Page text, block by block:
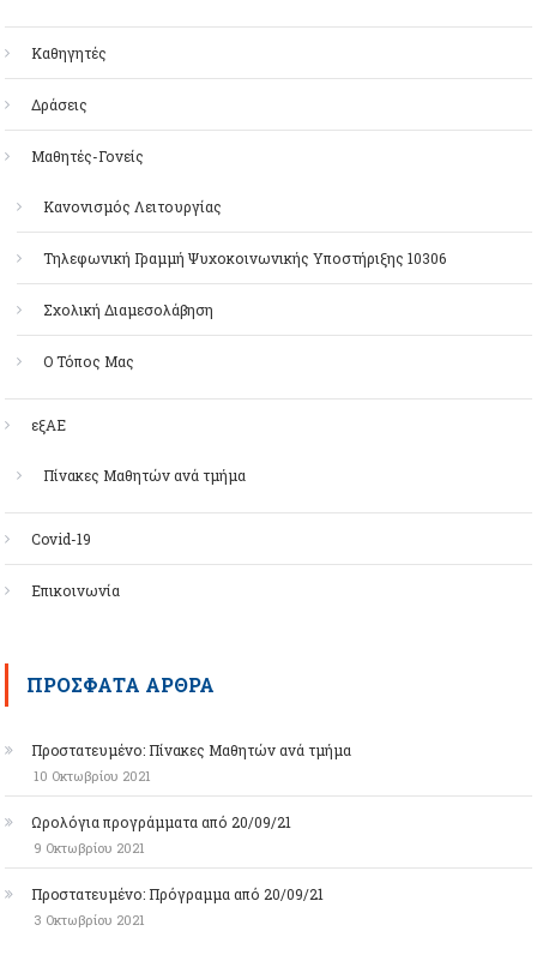
Καθηγητές
Δράσεις
Μαθητές-Γονείς
Κανονισμός Λειτουργίας
Τηλεφωνική Γραμμή Ψυχοκοινωνικής Υποστήριξης 10306
Σχολική Διαμεσολάβηση
Ο Τόπος Μας
εξΑΕ
Πίνακες Μαθητών ανά τμήμα
Covid-19
Επικοινωνία
ΠΡΌΣΦΑΤΑ ΆΡΘΡΑ
Πρoστατευμένο: Πίνακες Μαθητών ανά τμήμα
10 Οκτωβρίου 2021
Ωρολόγια προγράμματα από 20/09/21
9 Οκτωβρίου 2021
Πρoστατευμένο: Πρόγραμμα από 20/09/21
3 Οκτωβρίου 2021